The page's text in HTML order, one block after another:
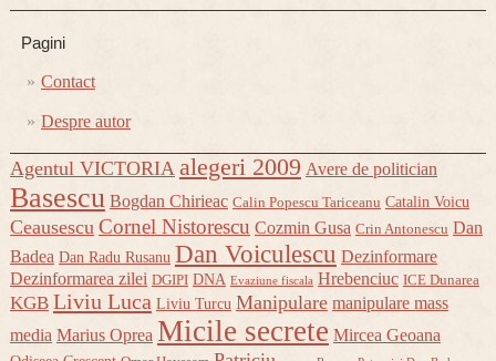
Pagini
Contact
Despre autor
Agentul VICTORIA alegeri 2009 Avere de politician
Basescu Bogdan Chirieac Calin Popescu Tariceanu Catalin Voicu
Ceausescu Cornel Nistorescu Cozmin Gusa Crin Antonescu Dan
Badea Dan Radu Rusanu Dan Voiculescu Dezinformare
Dezinformarea zilei DGIPI DNA Evaziune fiscala Hrebenciuc ICE Dunarea
KGB Liviu Luca Liviu Turcu Manipulare manipulare mass
media Marius Oprea Micile secrete Mircea Geoana